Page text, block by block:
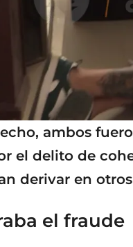
ambos
el delito de
derivar en
el fraude